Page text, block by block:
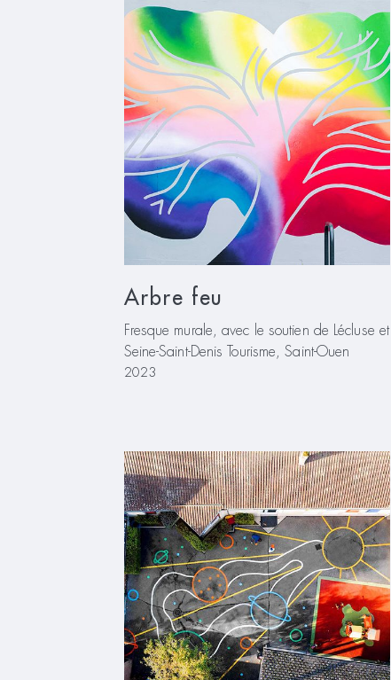
Arbre feu
Fresque murale, avec le soutien de Lécluse et
Seine-Saint-Denis Tourisme, Saint-Ouen
2023